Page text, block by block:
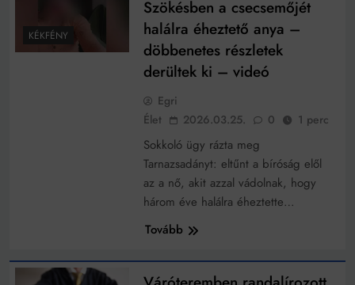
KÉKFÉNY
Szökésben a csecsemőjét
halálra éheztető anya –
döbbenetes részletek
derültek ki – videó
Egri
Élet
2026.03.25. 0 1 perc
Sokkoló ügy rázta meg
Tarnazsadányt: eltűnt a bíróság elől
az a nő, akit azzal vádolnak, hogy
három éve halálra éheztette…
Tovább